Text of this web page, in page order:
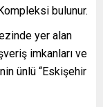
bulunur.
yer alan
imkanları ve
ünlü “Eskişehir